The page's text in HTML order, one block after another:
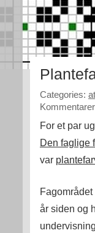
Categories:
For et par
Den faglige
var
år siden og